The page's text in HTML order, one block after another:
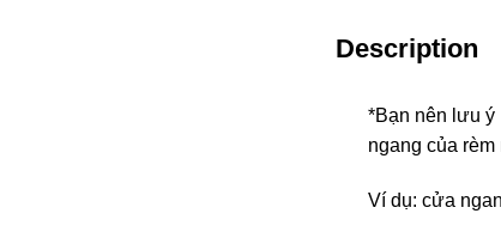
Description
*Bạn nên lưu ý
ngang của
Ví dụ: cửa